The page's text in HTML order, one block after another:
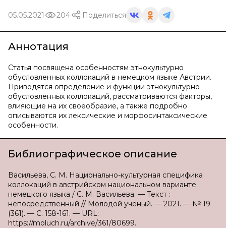
05.05.2021 204 Поделиться
Аннотация
Статья посвящена особенностям этнокультурно
обусловленных коллокаций в немецком языке Австрии.
Приводятся определение и функции этнокультурно
обусловленных коллокаций, рассматриваются факторы,
влияющие на их своеобразие, а также подробно
описываются их лексические и морфосинтаксические
особенности.
Библиографическое описание
Васильева, С. М. Национально-культурная специфика
коллокаций в австрийском национальном варианте
немецкого языка / С. М. Васильева. — Текст :
непосредственный // Молодой ученый. — 2021. — № 19
(361). — С. 158-161. — URL:
https://moluch.ru/archive/361/80699.